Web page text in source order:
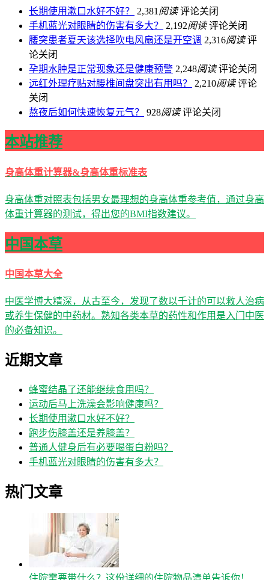
长期使用漱口水好不好？ 2,381 阅读 评论关闭
手机蓝光对眼睛的伤害有多大？
2,192阅读 评论关闭
腰突患者夏天该选择吹电风扇还是开空调 2,316阅读 评
论关闭
孕期水肿是正常现象还是健康预警 2,248阅读 评论关闭
远红外理疗贴对腰椎间盘突出有用吗？
2,210阅读 评论
关闭
熬夜后如何快速恢复元气？
928阅读 评论关闭
本站推荐
身高体重计算器&身高体重标准表
身高体重对照表包括男女最理想的身高体重参考值，通过身高
体重计算器的测试，得出您的BMI指数建议。
中国本草
中国本草大全
中医学博大精深，从古至今，发现了数以千计的可以救人治病
或养生保健的中药材。熟知各类本草的药性和作用是入门中医
的必备知识。
近期文章
蜂蜜结晶了还能继续食用吗？
运动后马上洗澡会影响健康吗？
长期使用漱口水好不好？
跑步伤膝盖还是养膝盖？
普通人健身后有必要喝蛋白粉吗？
手机蓝光对眼睛的伤害有多大？
热门文章
住院需要带什么？这份详细的住院物品清单告诉你！